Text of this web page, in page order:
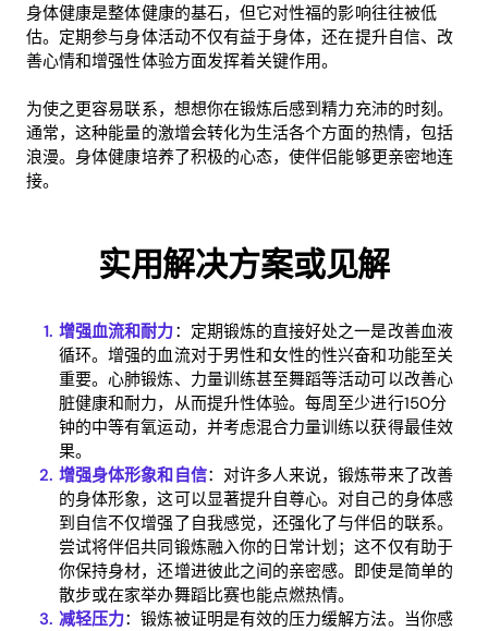
Home
Blog
身体健康是整体健康的基石，但它对性福的影响往往被低
估。定期参与身体活动不仅有益于身体，还在提升自信、改
善心情和增强性体验方面发挥着关键作用。
为使之更容易联系，想想你在锻炼后感到精力充沛的时刻。
通常，这种能量的激增会转化为生活各个方面的热情，包括
浪漫。身体健康培养了积极的心态，使伴侣能够更亲密地连
接。
实用解决方案或见解
增强血流和耐力：定期锻炼的直接好处之一是改善血液
循环。增强的血流对于男性和女性的性兴奋和功能至关
重要。心肺锻炼、力量训练甚至舞蹈等活动可以改善心
脏健康和耐力，从而提升性体验。每周至少进行150分
钟的中等有氧运动，并考虑混合力量训练以获得最佳效
果。
增强身体形象和自信：对许多人来说，锻炼带来了改善
的身体形象，这可以显著提升自尊心。对自己的身体感
到自信不仅增强了自我感觉，还强化了与伴侣的联系。
尝试将伴侣共同锻炼融入你的日常计划；这不仅有助于
你保持身材，还增进彼此之间的亲密感。即使是简单的
散步或在家举办舞蹈比赛也能点燃热情。
减轻压力：锻炼被证明是有效的压力缓解方法。当你感